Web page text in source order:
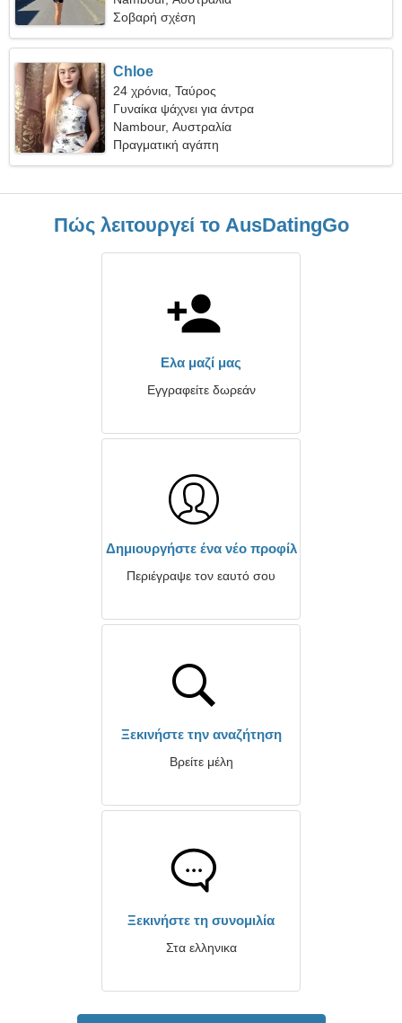
Σοβαρή σχέση
Chloe
24 χρόνια, Ταύρος
Γυναίκα ψάχνει για άντρα
Nambour, Αυστραλία
Πραγματική αγάπη
Πώς λειτουργεί το AusDatingGo
Ελα μαζί μας
Εγγραφείτε δωρεάν
Δημιουργήστε ένα νέο προφίλ
Περιέγραψε τον εαυτό σου
Ξεκινήστε την αναζήτηση
Βρείτε μέλη
Ξεκινήστε τη συνομιλία
Στα ελληνικα